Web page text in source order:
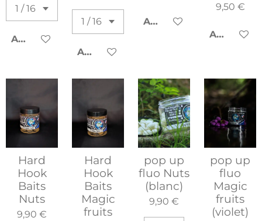
AJOUTER AU PANIER
AJOUTER AU PANIER
AJOUTER AU PANIER
9,50 €
AJOUTER
Hard
Hook
Baits
Nuts
9,90 €
Hard
Hook
Baits
Magic
fruits
pop up
fluo Nuts
(blanc)
9,90 €
pop up
fluo
Magic
fruits
(violet)